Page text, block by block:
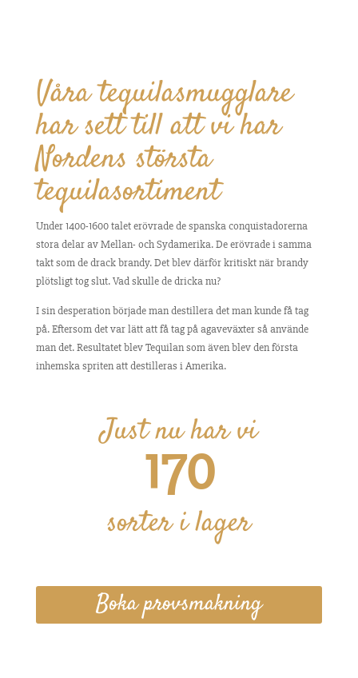
Våra tequilasmugglare
har sett till att vi har
Nordens största
tequilasortiment
Under 1400-1600 talet erövrade de spanska conquistadorerna
stora delar av Mellan- och Sydamerika. De erövrade i samma
takt som de drack brandy. Det blev därför kritiskt när brandy
plötsligt tog slut. Vad skulle de dricka nu?
I sin desperation började man destillera det man kunde få tag
på. Eftersom det var lätt att få tag på agaveväxter så använde
man det. Resultatet blev Tequilan som även blev den första
inhemska spriten att destilleras i Amerika.
Just nu har vi
170
sorter i lager
Boka provsmakning